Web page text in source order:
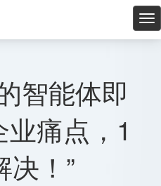
星
智能体即
痛点，1
决！”